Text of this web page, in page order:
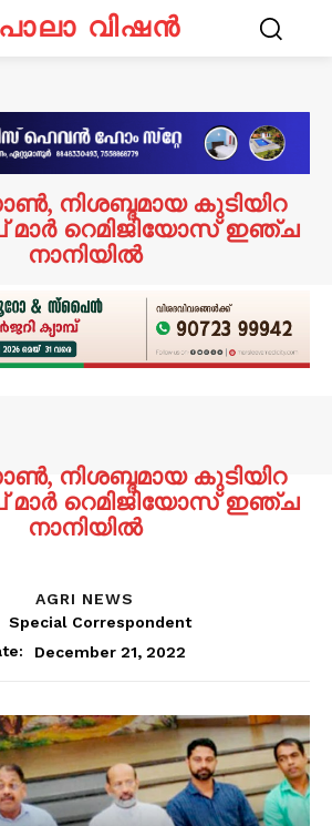
പാലാ വിഷൻ
നി​ശ​ബ്ദ​മാ​യ കു​ടി​യി​റ​
മാ​ർ റെ​മി​ജി​യോ​സ് ഇ​ഞ്ച​
നാ​നി​യി​ൽ
നി​ശ​ബ്ദ​മാ​യ കു​ടി​യി​റ​
മാ​ർ റെ​മി​ജി​യോ​സ് ഇ​ഞ്ച​
നാ​നി​യി​ൽ
AGRI NEWS
Special Correspondent
December 21, 2022